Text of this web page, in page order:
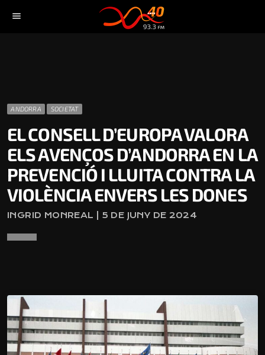
menu
ANDORRA SOCIETAT
EL CONSELL D’EUROPA VALORA
ELS AVENÇOS D’ANDORRA EN LA
PREVENCIÓ I LLUITA CONTRA LA
VIOLÈNCIA ENVERS LES DONES
INGRID MONREAL | 5 DE JUNY DE 2024